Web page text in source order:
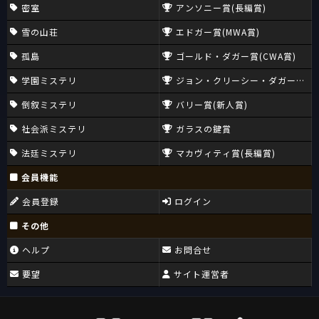
密室
雪の山荘
孤島
学園ミステリ
倒叙ミステリ
社会派ミステリ
法廷ミステリ
アンソニー賞(長編賞)
エドガー賞(MWA賞)
ゴールド・ダガー賞(CWA賞)
ジョン・クリーシー・ダガー賞
バリー賞(新人賞)
ガラスの鍵賞
マカヴィティ賞(長編賞)
会員機能
会員登録
ログイン
その他
ヘルプ
要望
お問合せ
サイト運営者